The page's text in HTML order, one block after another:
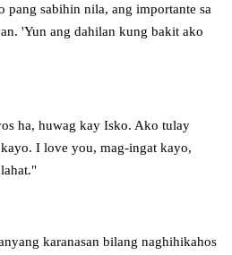
pang sabihin nila, ang importante sa
'Yun ang dahilan kung bakit ako
ha, huwag kay Isko. Ako tulay
I love you, mag-ingat kayo,
karanasan bilang naghihikahos